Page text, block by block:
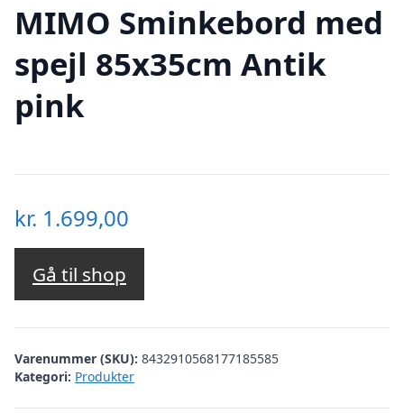
MIMO Sminkebord med
spejl 85x35cm Antik
pink
kr. 1.699,00
Gå til shop
Varenummer (SKU): 8432910568177185585
Kategori: Produkter